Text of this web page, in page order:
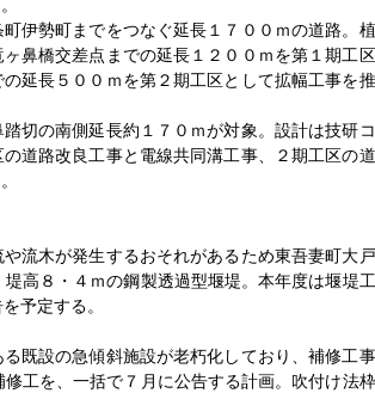
伊勢町までをつなぐ延長１７００ｍの道路。植
鼻橋交差点までの延長１２００ｍを第１期工
延長５００ｍを第２期工区として拡幅工事を
切の南側延長約１７０ｍが対象。設計は技研
道路改良工事と電線共同溝工事、２期工区の
流木が発生するおそれがあるため東吾妻町大
高８・４ｍの鋼製透過型堰堤。本年度は堰堤
予定する。
既設の急傾斜施設が老朽化しており、補修工
工を、一括で７月に公告する計画。吹付け法